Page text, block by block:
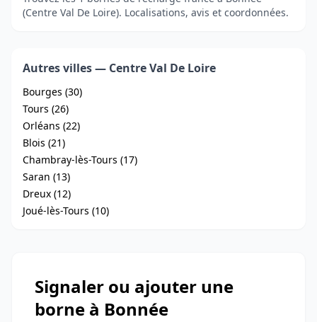
(Centre Val De Loire). Localisations, avis et coordonnées.
Autres villes — Centre Val De Loire
Bourges (30)
Tours (26)
Orléans (22)
Blois (21)
Chambray-lès-Tours (17)
Saran (13)
Dreux (12)
Joué-lès-Tours (10)
Signaler ou ajouter une
borne à Bonnée